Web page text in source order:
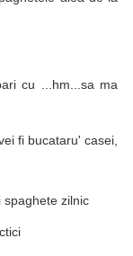
cu ...hm...sa ma
fi bucataru' casei,
zilnic